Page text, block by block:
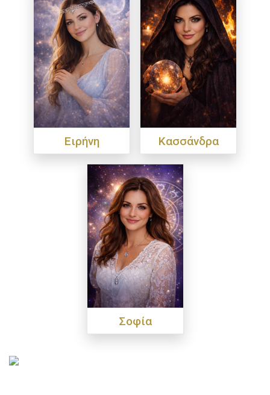
Ειρήνη Κασσάνδρα
Σοφία